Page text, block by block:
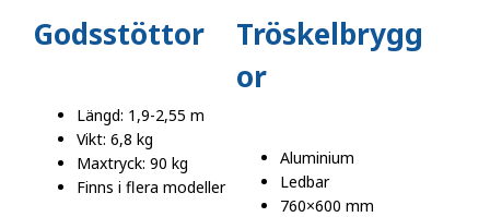
Godsstöttor
Längd: 1,9-2,55 m
Vikt: 6,8 kg
Maxtryck: 90 kg
Finns i flera modeller
Tröskelbrygg
or
Aluminium
Ledbar
760×600 mm